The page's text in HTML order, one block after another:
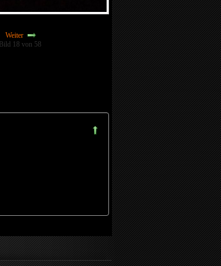
Weiter
Bild 18 von 58